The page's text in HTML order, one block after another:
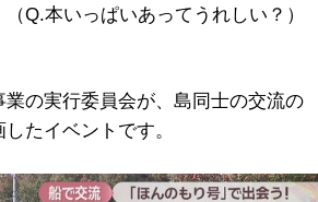
（Q.本いっぱいあってうれしい？）
の実行委員会が、島同士の交流の
たイベントです。